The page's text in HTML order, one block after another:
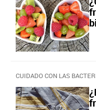
CUIDADO CON LAS